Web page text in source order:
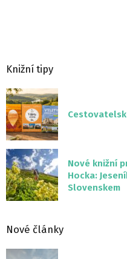
Knižní tipy
Nové knižní
Hocka:
Slovenskem
Nové články